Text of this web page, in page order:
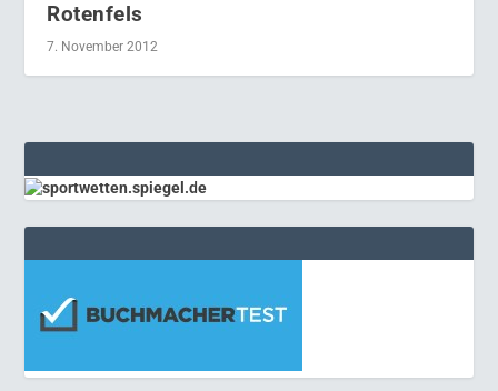
Rotenfels
7. November 2012